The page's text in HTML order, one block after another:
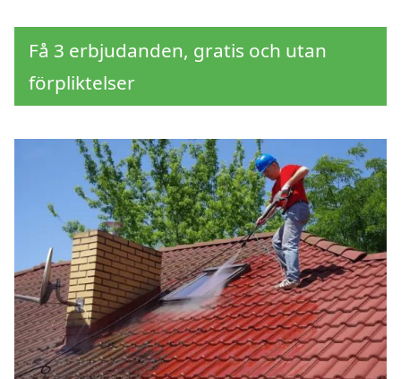
Få 3 erbjudanden, gratis och utan
förpliktelser